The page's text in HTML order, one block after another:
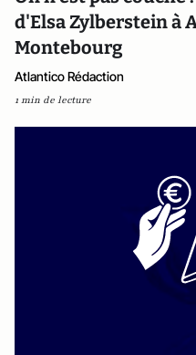
d'Elsa Zylberstein à
Montebourg
Atlantico Rédaction
1 min de lecture